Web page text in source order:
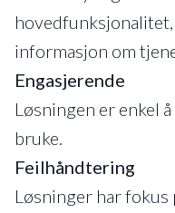
informasjon om
Engasjerende
Løsningen er enkel
bruke.
Feilhåndtering
Løsninger har fokus